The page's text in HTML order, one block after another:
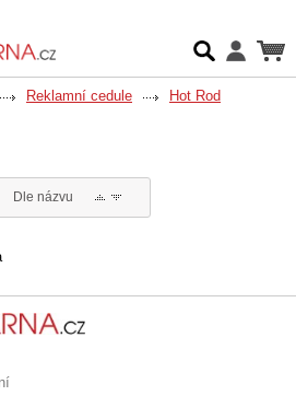
Reklamní cedule Hot Rod
Dle názvu